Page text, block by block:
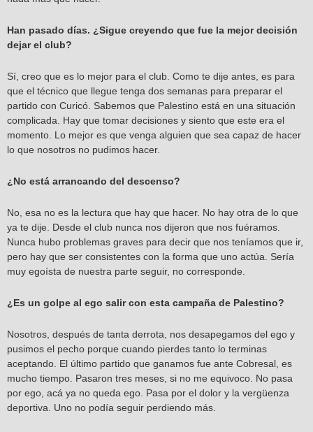
Han pasado días. ¿Sigue creyendo que fue la mejor decisión
dejar el club?
Sí, creo que es lo mejor para el club. Como te dije antes, es para
que el técnico que llegue tenga dos semanas para preparar el
partido con Curicó. Sabemos que Palestino está en una situación
complicada. Hay que tomar decisiones y siento que este era el
momento. Lo mejor es que venga alguien que sea capaz de hacer
lo que nosotros no pudimos hacer.
¿No está arrancando del descenso?
No, esa no es la lectura que hay que hacer. No hay otra de lo que
ya te dije. Desde el club nunca nos dijeron que nos fuéramos.
Nunca hubo problemas graves para decir que nos teníamos que ir,
pero hay que ser consistentes con la forma que uno actúa. Sería
muy egoísta de nuestra parte seguir, no corresponde.
¿Es un golpe al ego salir con esta campaña de Palestino?
Nosotros, después de tanta derrota, nos desapegamos del ego y
pusimos el pecho porque cuando pierdes tanto lo terminas
aceptando. El último partido que ganamos fue ante Cobresal, es
mucho tiempo. Pasaron tres meses, si no me equivoco. No pasa
por ego, acá ya no queda ego. Pasa por el dolor y la vergüenza
deportiva. Uno no podía seguir perdiendo más.